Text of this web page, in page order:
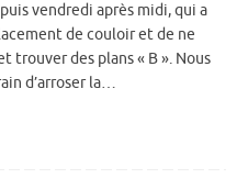
vendredi après midi, qui a
de couloir et de ne
trouver des plans « B ». Nous
d’arroser la…